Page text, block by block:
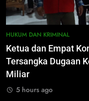
2
HUKUM DAN KRIMINAL
Ketua dan Empat
Tersangka Dugaan
Miliar
5 hours ago
8